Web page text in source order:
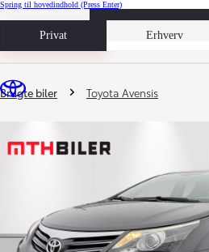
Spring til hovedindhold (Press Enter)
Privat Erhverv
Book prøvetur
Du er her
Brugte biler Toyota Avensis